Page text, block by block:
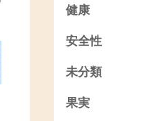
健康
安全性
未分類
果実